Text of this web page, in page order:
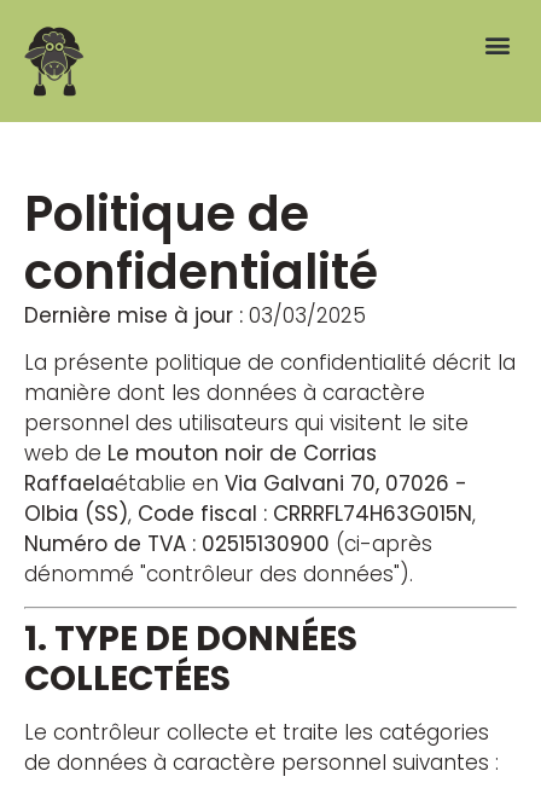
Politique de
confidentialité
Dernière mise à jour : 03/03/2025
La présente politique de confidentialité décrit la
manière dont les données à caractère
personnel des utilisateurs qui visitent le site
web de Le mouton noir de Corrias
Raffaelaétablie en Via Galvani 70, 07026 -
Olbia (SS), Code fiscal : CRRRFL74H63G015N,
Numéro de TVA : 02515130900 (ci-après
dénommé "contrôleur des données").
1. TYPE DE DONNÉES
COLLECTÉES
Le contrôleur collecte et traite les catégories
de données à caractère personnel suivantes :